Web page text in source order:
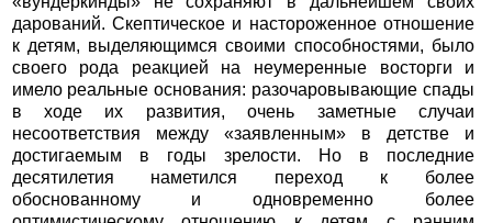
дарований. Скептическое и настороженное отношение
к детям, выделяющимся своими способностями, было
своего рода реакцией на неумеренные восторги и
имело реальные основания: разочаровывающие спады
в ходе их развития, очень заметные случаи
несоответствия между «заявленным» в детстве и
достигаемым в годы зрелости. Но в последние
десятилетия наметился переход к более
обоснованному и одновременно более